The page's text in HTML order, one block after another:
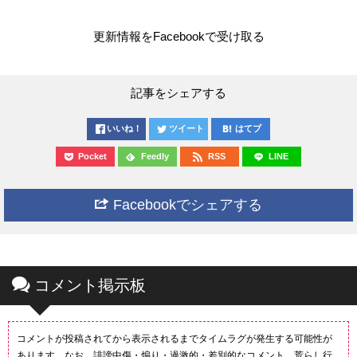
更新情報をFacebookで受け取る
記事をシェアする
いいね！ ツイート はてブ
Pocket Feedly RSS LINE
Facebookでシェアする
コメント掲示板
コメントが投稿されてから表示されるまでタイムラグが発生する可能性が